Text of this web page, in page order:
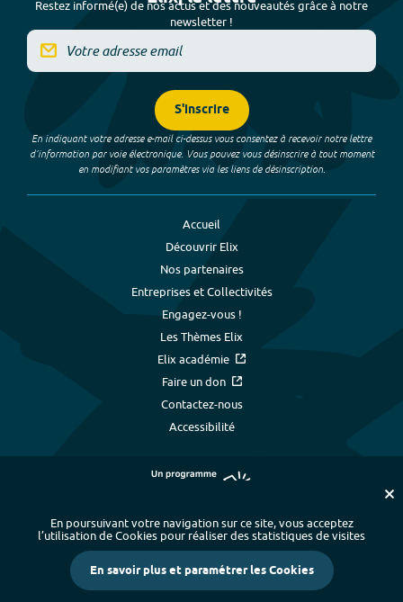
Restez informé(e) de nos actus et des nouveautés grâce à notre
newsletter !
S'inscrire
En indiquant votre adresse e-mail ci-dessus vous consentez à recevoir notre lettre
d’information par voie électronique. Vous pouvez vous désinscrire à tout moment
en modifiant vos paramètres via les liens de désinscription.
Accueil
Découvrir Elix
Nos partenaires
Entreprises et Collectivités
Engagez-vous !
Les Thèmes Elix
Elix académie
Faire un don
Contactez-nous
Accessibilité
Plan du site - Index alphabétique
-
Mentions légales et données personnelles
- Paramétrer les cookies
Crédits
En poursuivant votre navigation sur ce site, vous acceptez
l’utilisation de Cookies pour réaliser des statistiques de visites
En savoir plus et paramétrer les Cookies